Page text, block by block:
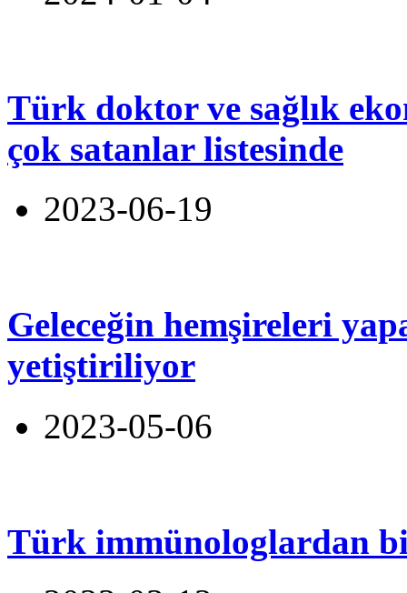
Türk doktor ve sağlık
çok satanlar listesinde
2023-06-19
Geleceğin hemşireleri
yetiştiriliyor
2023-05-06
Türk immünologlardan